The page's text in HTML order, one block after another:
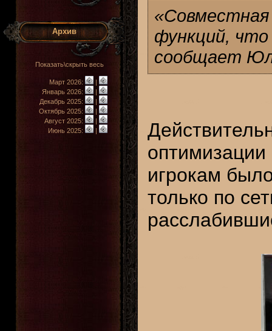
Архив
Показать\скрыть весь
Март 2026:
|
Январь 2026:
|
Декабрь 2025:
|
Октябрь 2025:
|
Август 2025:
|
Июнь 2025:
|
«Совместная
функций,
сообщает
игрокам
только по